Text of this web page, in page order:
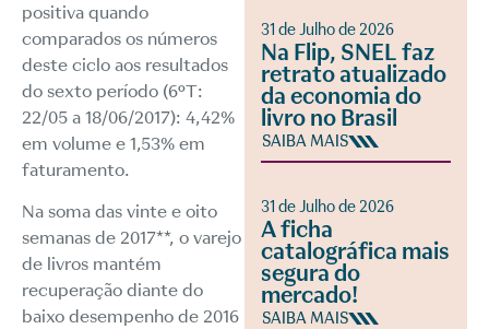
positiva quando
comparados os números
deste ciclo aos resultados
do sexto período (6ºT:
22/05 a 18/06/2017): 4,42%
em volume e 1,53% em
faturamento.
Na soma das vinte e oito
semanas de 2017**, o varejo
de livros mantém
recuperação diante do
baixo desempenho de 2016
31 de Julho de 2026
Na Flip, SNEL faz
retrato atualizado
da economia do
livro no Brasil
SAIBA MAIS
31 de Julho de 2026
A ficha
catalográfica mais
segura do
mercado!
SAIBA MAIS